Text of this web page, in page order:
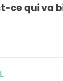
ce qui va